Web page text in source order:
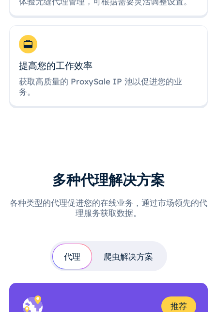
提高您的工作效率
获取高质量的 ProxySale IP 池以促进您的业
务。
多种代理解决方案
各种类型的代理促进您的在线业务，通过市场领先的代
理服务获取数据。
代理 爬虫解决方案
推荐